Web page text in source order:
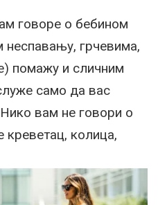
говоре о бебином
неспавању, грчевима,
помажу и сличним
само да вас
вам не говори о
креветац, колица,